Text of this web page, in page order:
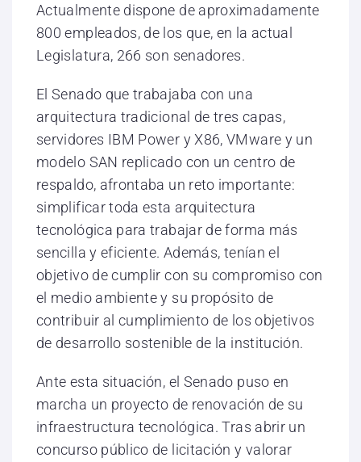
Actualmente dispone de aproximadamente
800 empleados, de los que, en la actual
Legislatura, 266 son senadores.
El Senado que trabajaba con una
arquitectura tradicional de tres capas,
servidores IBM Power y X86, VMware y un
modelo SAN replicado con un centro de
respaldo, afrontaba un reto importante:
simplificar toda esta arquitectura
tecnológica para trabajar de forma más
sencilla y eficiente. Además, tenían el
objetivo de cumplir con su compromiso con
el medio ambiente y su propósito de
contribuir al cumplimiento de los objetivos
de desarrollo sostenible de la institución.
Ante esta situación, el Senado puso en
marcha un proyecto de renovación de su
infraestructura tecnológica. Tras abrir un
concurso público de licitación y valorar